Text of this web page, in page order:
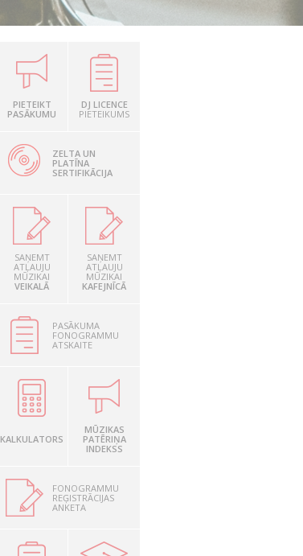
PIETEIKT
PASĀKUMU
DJ LICENCE
PIETEIKUMS
ZELTA UN
PLATĪNA
SERTIFIKĀCIJA
SAŅEMT
ATĻAUJU
MŪZIKAI
VEIKALĀ
SAŅEMT
ATĻAUJU
MŪZIKAI
KAFEJNĪCĀ
PASĀKUMA
FONOGRAMMU
ATSKAITE
KALKULATORS
MŪZIKAS
PATĒRIŅA
INDEKSS
FONOGRAMMU
REĢISTRĀCIJAS
ANKETA